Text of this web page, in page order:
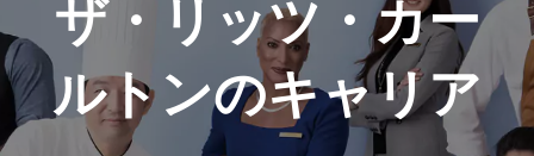
ツ
へ
ス
キ
ッ
ザ・リッツ・カー
ルトンのキャリア